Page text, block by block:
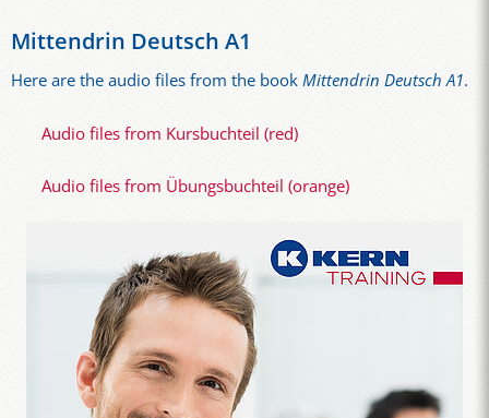
Mittendrin Deutsch A1
Here are the audio files from the bookMittendrin Deutsch A1.
Audio files from Kursbuchteil (red)
Audio files from Übungsbuchteil (orange)